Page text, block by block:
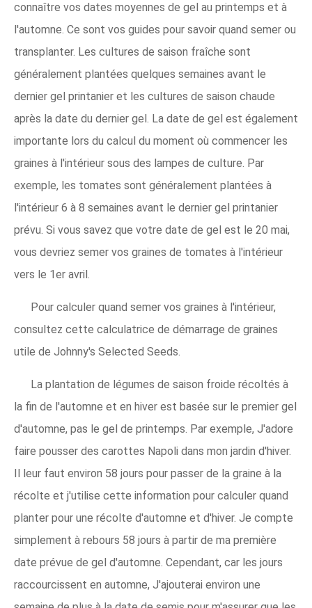
connaître vos dates moyennes de gel au printemps et à
l'automne. Ce sont vos guides pour savoir quand semer ou
transplanter. Les cultures de saison fraîche sont
généralement plantées quelques semaines avant le
dernier gel printanier et les cultures de saison chaude
après la date du dernier gel. La date de gel est également
importante lors du calcul du moment où commencer les
graines à l'intérieur sous des lampes de culture. Par
exemple, les tomates sont généralement plantées à
l'intérieur 6 à 8 semaines avant le dernier gel printanier
prévu. Si vous savez que votre date de gel est le 20 mai,
vous devriez semer vos graines de tomates à l'intérieur
vers le 1er avril.
Pour calculer quand semer vos graines à l'intérieur,
consultez cette calculatrice de démarrage de graines
utile de Johnny's Selected Seeds.
La plantation de légumes de saison froide récoltés à
la fin de l'automne et en hiver est basée sur le premier gel
d'automne, pas le gel de printemps. Par exemple, J'adore
faire pousser des carottes Napoli dans mon jardin d'hiver.
Il leur faut environ 58 jours pour passer de la graine à la
récolte et j'utilise cette information pour calculer quand
planter pour une récolte d'automne et d'hiver. Je compte
simplement à rebours 58 jours à partir de ma première
date prévue de gel d'automne. Cependant, car les jours
raccourcissent en automne, J'ajouterai environ une